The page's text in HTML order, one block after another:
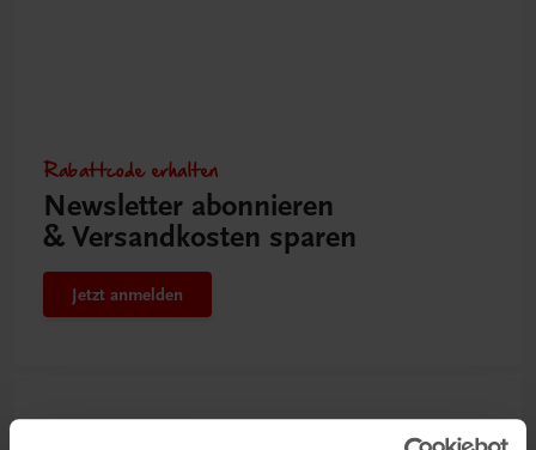
Rabattcode erhalten
Newsletter abonnieren
& Versandkosten sparen
Jetzt anmelden